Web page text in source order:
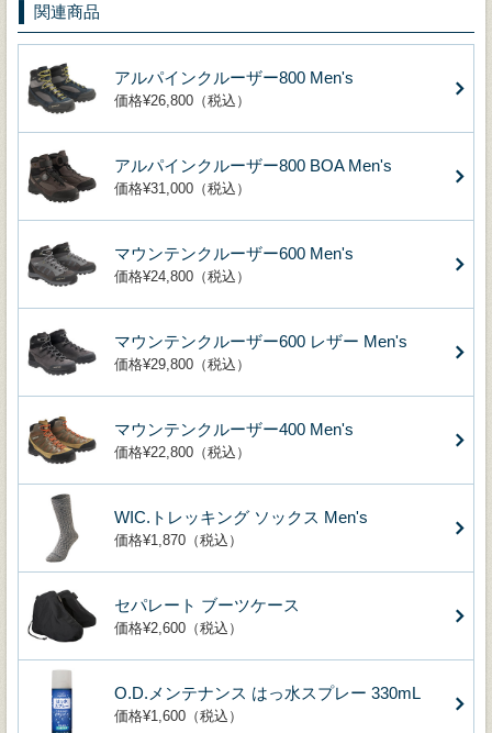
関連商品
アルパインクルーザー800 Men's
価格¥26,800（税込）
アルパインクルーザー800 BOA Men's
価格¥31,000（税込）
マウンテンクルーザー600 Men's
価格¥24,800（税込）
マウンテンクルーザー600 レザー Men's
価格¥29,800（税込）
マウンテンクルーザー400 Men's
価格¥22,800（税込）
WIC.トレッキング ソックス Men's
価格¥1,870（税込）
セパレート ブーツケース
価格¥2,600（税込）
O.D.メンテナンス はっ水スプレー 330mL
価格¥1,600（税込）